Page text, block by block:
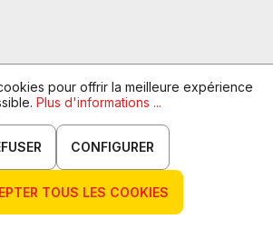
pour offrir la meilleure expérience
Plus d'informations ...
CONFIGURER
TOUS LES COOKIES